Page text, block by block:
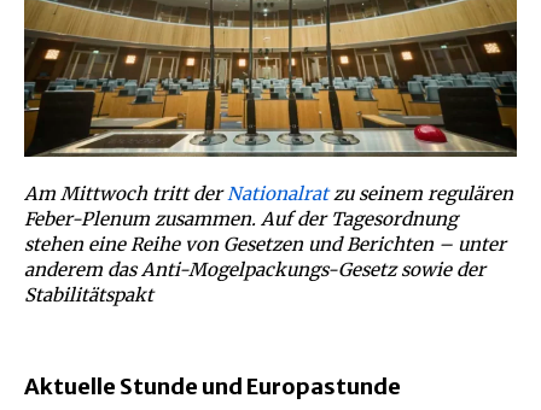
Am Mittwoch tritt derNationalratzu seinem regulären
Feber-Plenum zusammen. Auf der Tagesordnung
stehen eine Reihe von Gesetzen und Berichten – unter
anderem das Anti-Mogelpackungs-Gesetz sowie der
Stabilitätspakt
Aktuelle Stunde und Europastunde